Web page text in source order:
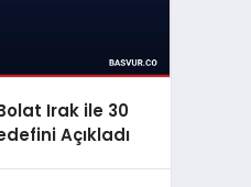
Irak ile 30
Açıkladı